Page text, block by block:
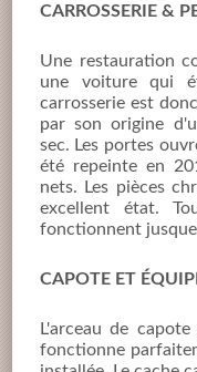
CARROSSERIE &
Une restauration
une voiture qui
carrosserie est
par son origine
sec. Les portes
été repeinte en
nets. Les pièces
excellent état.
fonctionnent jusque
CAPOTE ET
L'arceau de
fonctionne